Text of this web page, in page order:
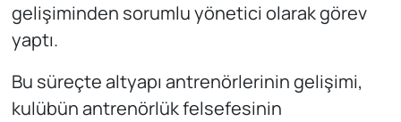
gelişiminden sorumlu yönetici olarak görev
yaptı.
Bu süreçte altyapı antrenörlerinin gelişimi,
kulübün antrenörlük felsefesinin